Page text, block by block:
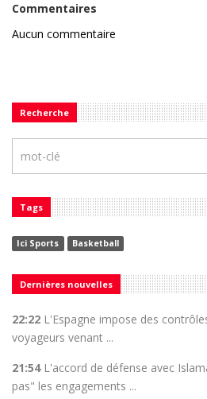
Commentaires
Aucun commentaire
Recherche
Tags
Ici Sports Basketball
Dernières nouvelles
22:22 L'Espagne impose des
voyageurs venant ...
21:54 L'accord de défense avec
pas" les engagements ...